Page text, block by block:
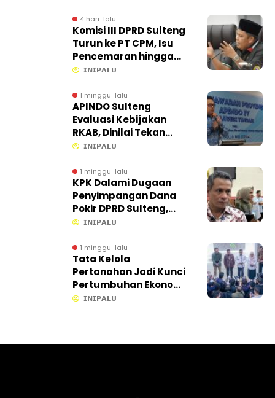
4 hari lalu
Komisi III DPRD Sulteng
Turun ke PT CPM, Isu
Pencemaran hingga
Kontribusi PAD Jadi
𝗜𝗡𝗜𝗣𝗔𝗟𝗨
1 minggu lalu
APINDO Sulteng
Evaluasi Kebijakan
RKAB, Dinilai Tekan
Efisiensi Ekonomi
𝗜𝗡𝗜𝗣𝗔𝗟𝗨
1 minggu lalu
KPK Dalami Dugaan
Penyimpangan Dana
Pokir DPRD Sulteng,
Proses di Sekretariat
𝗜𝗡𝗜𝗣𝗔𝗟𝗨
1 minggu lalu
Tata Kelola
Pertanahan Jadi Kunci
Pertumbuhan Ekonomi,
Gubernur Anwar Hafid
𝗜𝗡𝗜𝗣𝗔𝗟𝗨